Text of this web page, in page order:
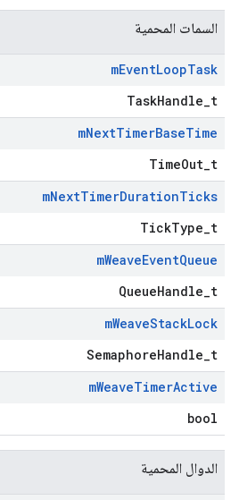
السمات المحمية
mEventLoopTask
TaskHandle_t
mNextTimerBaseTime
TimeOut_t
mNextTimerDurationTicks
TickType_t
mWeaveEventQueue
QueueHandle_t
mWeaveStackLock
SemaphoreHandle_t
mWeaveTimerActive
bool
الدوال المحمية